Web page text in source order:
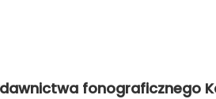
fonograficznego